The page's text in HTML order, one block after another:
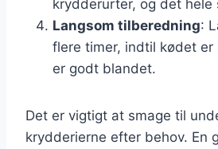
krydderurter, og det hele
Langsom tilberedning:
flere timer, indtil kødet er
er godt blandet.
Det er vigtigt at smage til
krydderierne efter behov. En